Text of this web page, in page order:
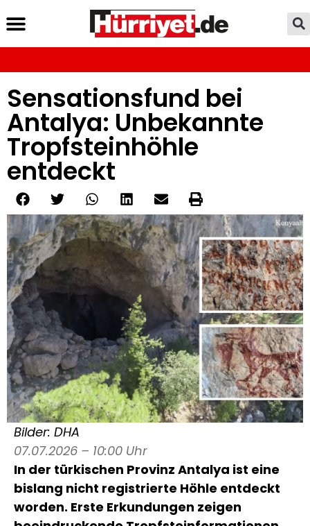
Sensationsfund bei
Antalya: Unbekannte
Tropfsteinhöhle
entdeckt
Bilder: DHA
07.07.2026 – 10:00 Uhr
In der türkischen Provinz Antalya ist eine
bislang nicht registrierte Höhle entdeckt
worden. Erste Erkundungen zeigen